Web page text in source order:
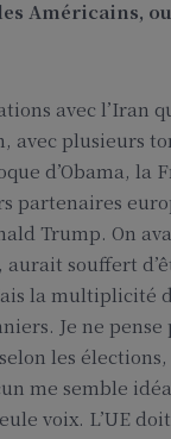
Américains,
avec l’Iran
avec plusieurs
d’Obama,
partenaires
Trump. On
souffert
la multiplicité
Je ne
les
me semble
voix. L’UE